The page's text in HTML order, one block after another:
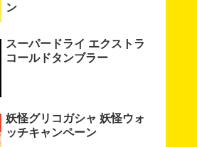
ン
スーパードライ エクストラ
コールドタンブラー
妖怪グリコガシャ 妖怪ウォ
ッチキャンペーン